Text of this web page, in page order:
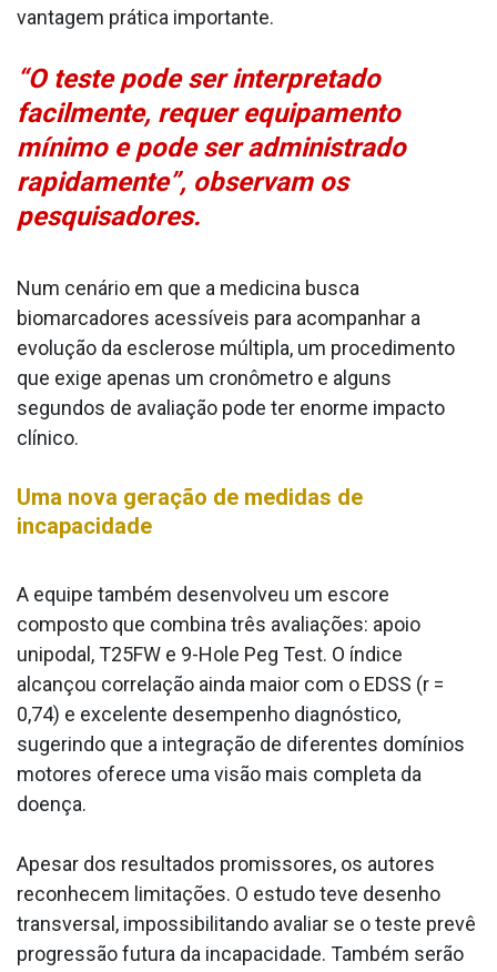
vantagem prática importante.
“O teste pode ser interpretado
facilmente, requer equipamento
mínimo e pode ser administrado
rapidamente”, observam os
pesquisadores.
Num cenário em que a medicina busca
biomarcadores acessíveis para acompanhar a
evolução da esclerose múltipla, um procedimento
que exige apenas um cronômetro e alguns
segundos de avaliação pode ter enorme impacto
clínico.
Uma nova geração de medidas de
incapacidade
A equipe também desenvolveu um escore
composto que combina três avaliações: apoio
unipodal, T25FW e 9-Hole Peg Test. O índice
alcançou correlação ainda maior com o EDSS (r =
0,74) e excelente desempenho diagnóstico,
sugerindo que a integração de diferentes domínios
motores oferece uma visão mais completa da
doença.
Apesar dos resultados promissores, os autores
reconhecem limitações. O estudo teve desenho
transversal, impossibilitando avaliar se o teste prevê
progressão futura da incapacidade. Também serão